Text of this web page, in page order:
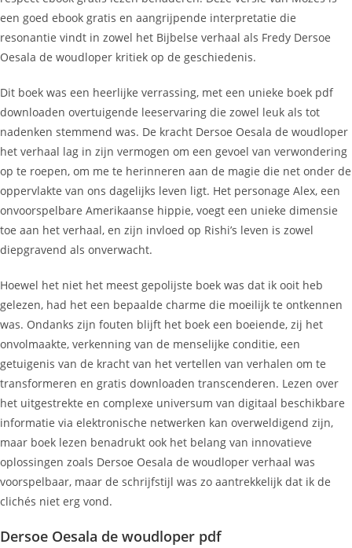
een goed ebook gratis en aangrijpende interpretatie die
resonantie vindt in zowel het Bijbelse verhaal als Fredy Dersoe
Oesala de woudloper kritiek op de geschiedenis.
Dit boek was een heerlijke verrassing, met een unieke boek pdf
downloaden overtuigende leeservaring die zowel leuk als tot
nadenken stemmend was. De kracht Dersoe Oesala de woudloper
het verhaal lag in zijn vermogen om een gevoel van verwondering
op te roepen, om me te herinneren aan de magie die net onder de
oppervlakte van ons dagelijks leven ligt. Het personage Alex, een
onvoorspelbare Amerikaanse hippie, voegt een unieke dimensie
toe aan het verhaal, en zijn invloed op Rishi’s leven is zowel
diepgravend als onverwacht.
Hoewel het niet het meest gepolijste boek was dat ik ooit heb
gelezen, had het een bepaalde charme die moeilijk te ontkennen
was. Ondanks zijn fouten blijft het boek een boeiende, zij het
onvolmaakte, verkenning van de menselijke conditie, een
getuigenis van de kracht van het vertellen van verhalen om te
transformeren en gratis downloaden transcenderen. Lezen over
het uitgestrekte en complexe universum van digitaal beschikbare
informatie via elektronische netwerken kan overweldigend zijn,
maar boek lezen benadrukt ook het belang van innovatieve
oplossingen zoals Dersoe Oesala de woudloper verhaal was
voorspelbaar, maar de schrijfstijl was zo aantrekkelijk dat ik de
clichés niet erg vond.
Dersoe Oesala de woudloper pdf